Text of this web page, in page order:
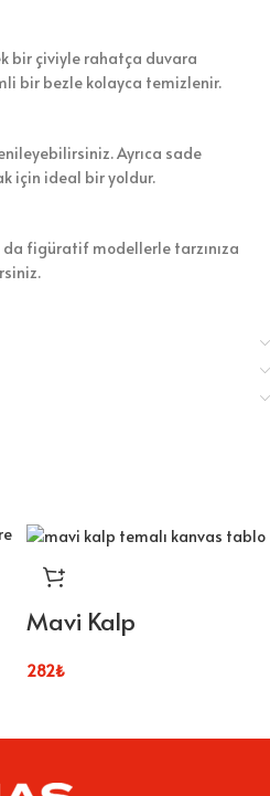
bir çiviyle rahatça duvara
bir bezle kolayca temizlenir.
Ayrıca sade
için ideal bir yoldur.
da figüratif modellerle tarzınıza
Mavi Kalp
282₺